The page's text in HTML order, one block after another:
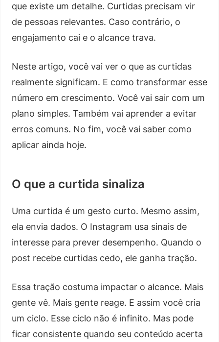
que existe um detalhe. Curtidas precisam vir
de pessoas relevantes. Caso contrário, o
engajamento cai e o alcance trava.
Neste artigo, você vai ver o que as curtidas
realmente significam. E como transformar esse
número em crescimento. Você vai sair com um
plano simples. Também vai aprender a evitar
erros comuns. No fim, você vai saber como
aplicar ainda hoje.
O que a curtida sinaliza
Uma curtida é um gesto curto. Mesmo assim,
ela envia dados. O Instagram usa sinais de
interesse para prever desempenho. Quando o
post recebe curtidas cedo, ele ganha tração.
Essa tração costuma impactar o alcance. Mais
gente vê. Mais gente reage. E assim você cria
um ciclo. Esse ciclo não é infinito. Mas pode
ficar consistente quando seu conteúdo acerta